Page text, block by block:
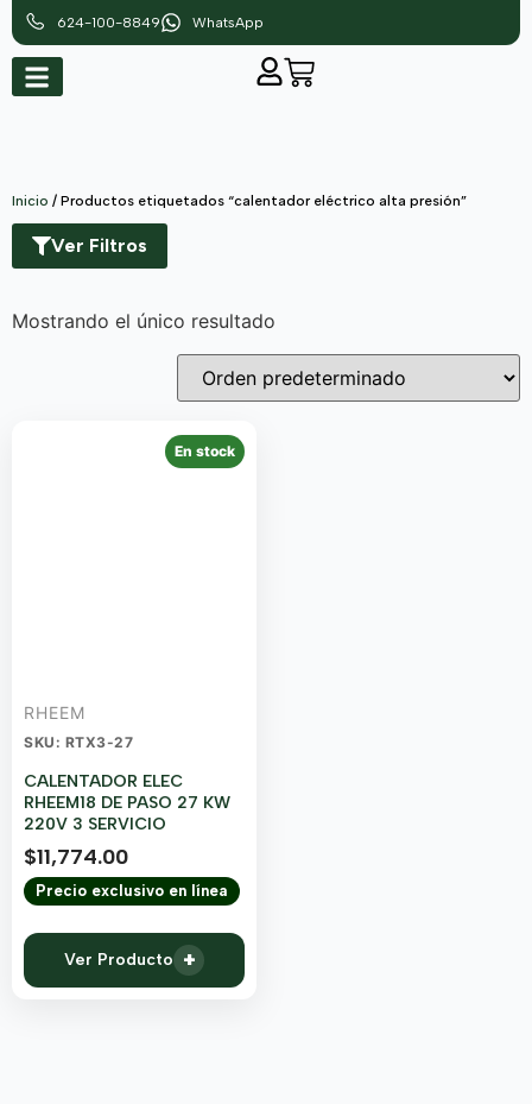
624-100-8849 WhatsApp
Inicio / Productos etiquetados “calentador eléctrico alta presión”
Ver Filtros
Mostrando el único resultado
En stock
RHEEM
SKU: RTX3-27
CALENTADOR ELEC
RHEEM18 DE PASO 27 KW
220V 3 SERVICIO
$11,774.00
Precio exclusivo en línea
Ver Producto +